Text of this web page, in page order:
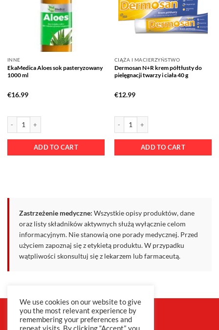
INNE
EkaMedica Aloes sok pasteryzowany
1000 ml
€16.99
ADD TO CART
CIĄŻA I MACIERZYŃSTWO
Dermosan N+R krem półtłusty do
pielęgnacji twarzy i ciała 40 g
€12.99
ADD TO CART
Zastrzeżenie medyczne: Wszystkie opisy produktów, dane
oraz listy składników aktywnych służą wyłącznie celom
informacyjnym. Nie stanowią one porady medycznej. Przed
użyciem zapoznaj się z etykietą produktu. W przypadku
wątpliwości skonsultuj się z lekarzem lub farmaceutą.
We use cookies on our website to give
you the most relevant experience by
remembering your preferences and
repeat visits. By clicking “Accept”, you